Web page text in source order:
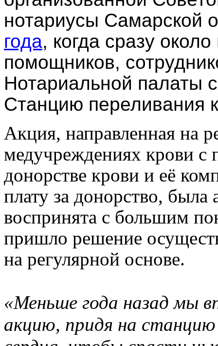
нотариусы Самарской
года, когда сразу
помощников,
Нотариальной палаты
Станцию переливания
Акция, направленная на
медучреждениях крови
донорстве крови и её
плату за донорство,
воспринята с большим
пришло решение
на регулярной основе.
«Меньше года назад мы
акцию, придя на станцию